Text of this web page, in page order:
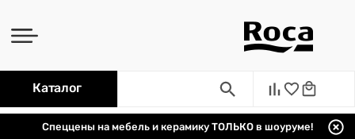
Каталог
Спеццены на мебель и керамику ТОЛЬКО в шоуруме!